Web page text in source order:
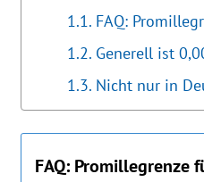
FAQ:
Generell ist
Nicht nur in
FAQ: Promillegrenze